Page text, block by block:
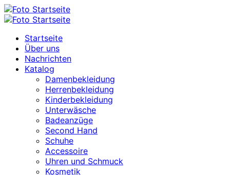
Startseite
Über uns
Nachrichten
Katalog
Damenbekleidung
Herrenbekleidung
Kinderbekleidung
Unterwäsche
Badeanzüge
Second Hand
Schuhe
Accessoire
Uhren und Schmuck
Kosmetik